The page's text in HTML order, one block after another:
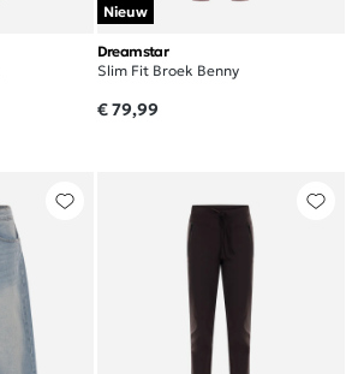
Nieuw
Dreamstar
Slim Fit Broek Benny
€ 79,99